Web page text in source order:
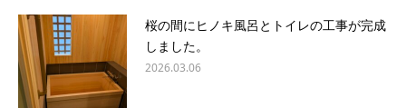
桜の間にヒノキ風呂とトイレの工事が完成
しました。
2026.03.06